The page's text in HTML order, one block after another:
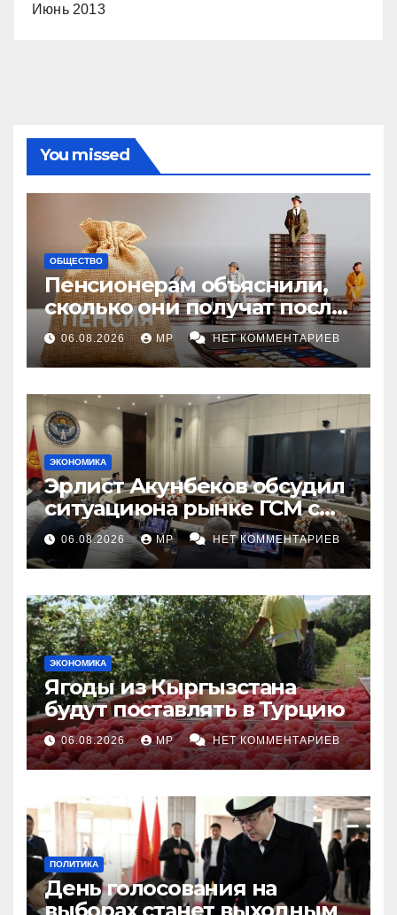
Июнь 2013
You missed
ОБЩЕСТВО
Пенсионерам объяснили,
сколько они получат после
индексации
06.08.2026 MP НЕТ КОММЕНТАРИЕВ
ЭКОНОМИКА
Эрлист Акунбеков обсудил
ситуациюна рынке ГСМ с
топливными компаниями
06.08.2026 MP НЕТ КОММЕНТАРИЕВ
ЭКОНОМИКА
Ягоды из Кыргызстана
будут поставлять в Турцию
06.08.2026 MP НЕТ КОММЕНТАРИЕВ
ПОЛИТИКА
День голосования на